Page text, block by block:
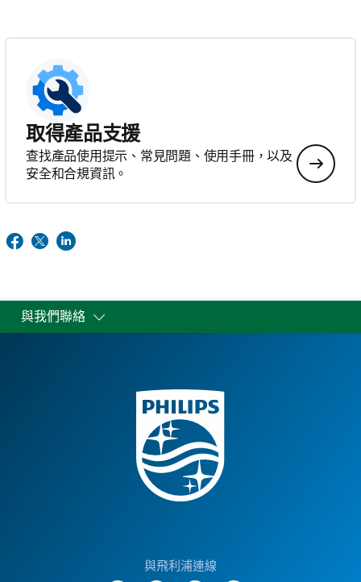
取得產品支援
查找產品使用提示、常見問題、使用手冊，以及
安全和合規資訊。
與我們聯絡
與飛利浦連線